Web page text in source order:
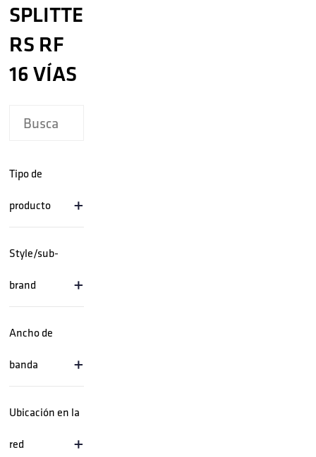
SPLITTE
RS RF
16 VÍAS
Tipo de
producto
+
Style/sub-
brand
+
Ancho de
banda
+
Ubicación en la
red
+